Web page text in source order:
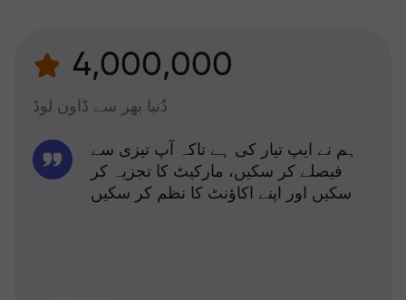
4,000,000
دُنیا بھر سے ڈاون لوڈ
ہم نے ایپ تیار کی ہے تاکہ آپ تیزی سے
فیصلے کر سکیں، مارکیٹ کا تجزیہ کر
سکیں اور اپنے اکاؤنٹ کا نظم کر سکیں